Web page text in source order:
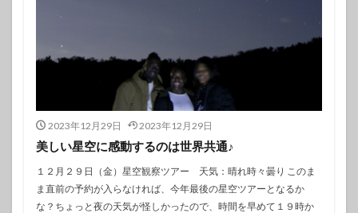
2023年12月29日 2023年12月29日
美しい星空に感動するのは世界共通♪
１２月２９日（金）星空観察ツアー 天気：晴れ時々曇り このま
ま直前の予約が入らなければ、今年最後の星空ツアーとなるか
な？ちょっと夜の天気が怪しかったので、時間を早めて１９時か